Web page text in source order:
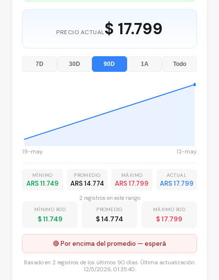
PRECIO ACTUAL$ 17.799
7D 30D 90D 1A Todo
19-may. 12-may.
MÍNIMO
ARS 11.749
PROMEDIO
ARS 14.774
MÁXIMO
ARS 17.799
ACTUAL
ARS 17.799
2 registros en este rango
MÍNIMO 90D
$ 11.749
PROMEDIO
$ 14.774
MÁXIMO 90D
$ 17.799
🔴 Por encima del promedio — esperá
Basado en 2 registros de los últimos 90 días. Última actualización:
12/5/2026, 01:35:40.